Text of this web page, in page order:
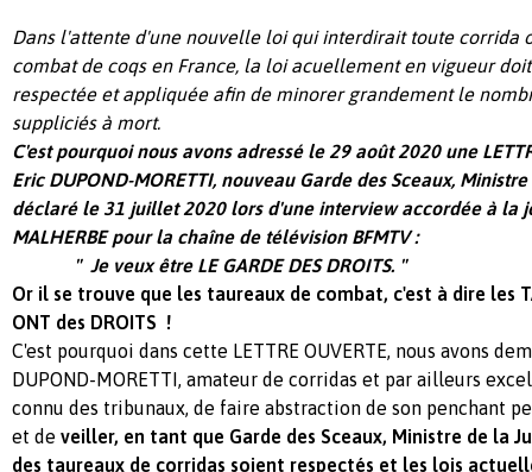
Dans l'attente d'une nouvelle loi qui interdirait toute corrida
combat de coqs en France, la loi acuellement en vigueur
respectée et appliquée afin de minorer grandement le
suppliciés à mort.
C'est pourquoi nous avons adressé le 29 août 2020 une
Eric DUPOND-MORETTI, nouveau Garde des Sceaux,
déclaré le 31 juillet 2020 lors d'une interview accordée à la
MALHERBE pour la chaîne de télévision BFMTV :
" Je veux être LE GARDE DES DROITS. "
Or il se trouve que les taureaux de combat, c'est à dire les
ONT des DROITS !
C'est pourquoi dans cette LETTRE OUVERTE, nous avons
DUPOND-MORETTI, amateur de corridas et par ailleurs
connu des tribunaux, de faire abstraction de son penchant
et de veiller, en tant que Garde des Sceaux, Ministre de la
des taureaux de corridas soient respectés et les lois